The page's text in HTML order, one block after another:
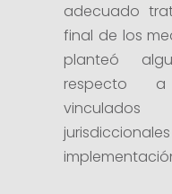
adecuado
final de los
planteó
respecto